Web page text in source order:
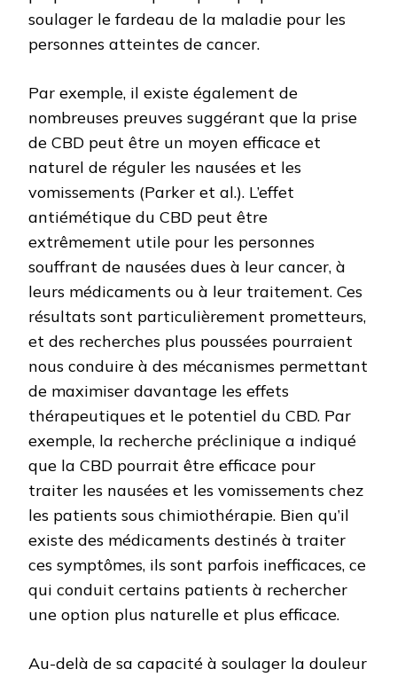
soulager le fardeau de la maladie pour les
personnes atteintes de cancer.
Par exemple, il existe également de
nombreuses preuves suggérant que la prise
de CBD peut être un moyen efficace et
naturel de réguler les nausées et les
vomissements (Parker et al.). L’effet
antiémétique du CBD peut être
extrêmement utile pour les personnes
souffrant de nausées dues à leur cancer, à
leurs médicaments ou à leur traitement. Ces
résultats sont particulièrement prometteurs,
et des recherches plus poussées pourraient
nous conduire à des mécanismes permettant
de maximiser davantage les effets
thérapeutiques et le potentiel du CBD. Par
exemple, la recherche préclinique a indiqué
que la CBD pourrait être efficace pour
traiter les nausées et les vomissements chez
les patients sous chimiothérapie. Bien qu’il
existe des médicaments destinés à traiter
ces symptômes, ils sont parfois inefficaces, ce
qui conduit certains patients à rechercher
une option plus naturelle et plus efficace.
Au-delà de sa capacité à soulager la douleur